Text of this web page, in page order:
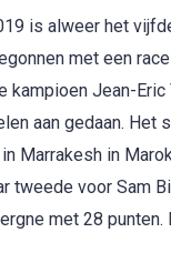
is alweer het
met een
kampioen Jean-
aan gedaan. Het
Marrakesh in
tweede voor Sam
met 28